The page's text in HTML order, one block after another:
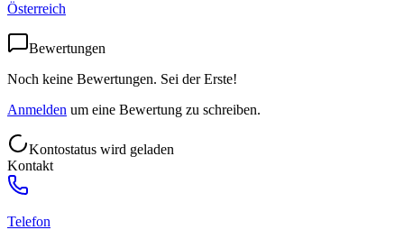
Österreich
Bewertungen
Noch keine Bewertungen. Sei der Erste!
Anmelden um eine Bewertung zu schreiben.
Kontostatus wird geladen
Kontakt
Telefon